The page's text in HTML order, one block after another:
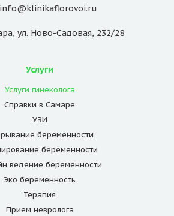
info@klinikaflorovoi.ru
ул. Ново-Садовая, 232/28
Услуги
Услуги гинеколога
Справки в Самаре
УЗИ
беременности
беременности
ведение беременности
Эко беременность
Терапия
Прием невролога